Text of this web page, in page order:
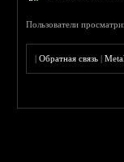
Пользователи
|Обратная связь |